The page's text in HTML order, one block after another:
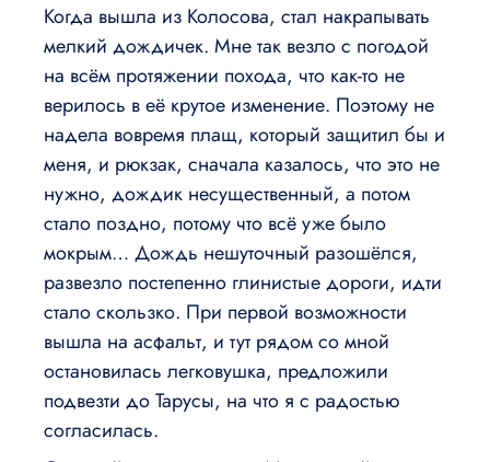
Когда вышла из Колосова, стал накрапывать
мелкий дождичек. Мне так везло с погодой
на всём протяжении похода, что как-то не
верилось в её крутое изменение. Поэтому не
надела вовремя плащ, который защитил бы и
меня, и рюкзак, сначала казалось, что это не
нужно, дождик несущественный, а потом
стало поздно, потому что всё уже было
мокрым… Дождь нешуточный разошёлся,
развезло постепенно глинистые дороги, идти
стало скользко. При первой возможности
вышла на асфальт, и тут рядом со мной
остановилась легковушка, предложили
подвезти до Тарусы, на что я с радостью
согласилась.